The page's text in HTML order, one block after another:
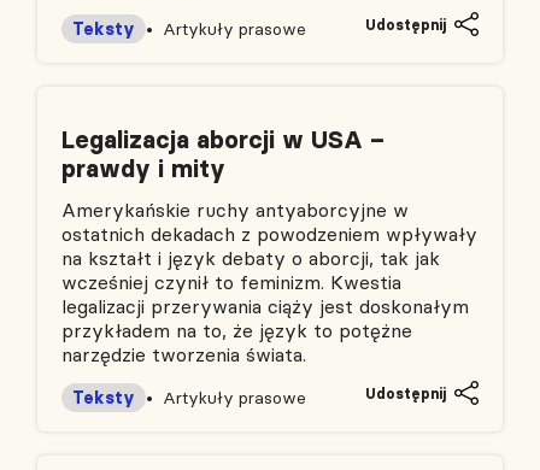
Teksty Artykuły prasowe Udostępnij
Legalizacja aborcji w USA –
prawdy i mity
Amerykańskie ruchy antyaborcyjne w
ostatnich dekadach z powodzeniem wpływały
na kształt i język debaty o aborcji, tak jak
wcześniej czynił to feminizm. Kwestia
legalizacji przerywania ciąży jest doskonałym
przykładem na to, że język to potężne
narzędzie tworzenia świata.
Teksty Artykuły prasowe Udostępnij